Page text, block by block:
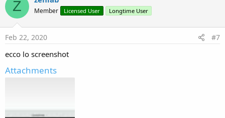
Z Member Licensed User Longtime User
Feb 22, 2020 #7
ecco lo screenshot
Attachments